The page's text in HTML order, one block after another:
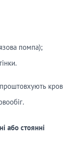
помпа);
кров
або стоянні